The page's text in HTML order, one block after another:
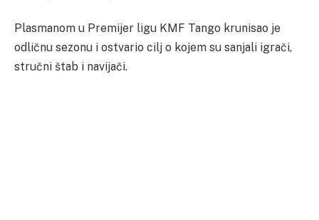
Plasmanom u Premijer ligu KMF Tango krunisao je
odličnu sezonu i ostvario cilj o kojem su sanjali igrači,
stručni štab i navijači.